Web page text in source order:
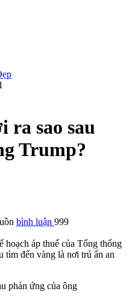
ra sao sau
Trump?
bình luận 999
hoạch áp thuế của Tổng thống
tìm đến vàng là nơi trú ẩn an